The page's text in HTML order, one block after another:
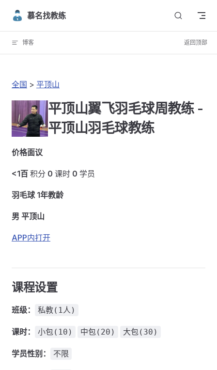
Skip to content
慕名找教练
博客 返回顶部
全国 > 平顶山
平顶山翼飞羽毛球周教练 -
平顶山羽毛球教练
价格面议
<1百 积分 0 课时 0 学员
羽毛球 1年教龄
男 平顶山
APP内打开
课程设置
班级： 私教(1人)
课时： 小包(10) 中包(20) 大包(30)
学员性别： 不限